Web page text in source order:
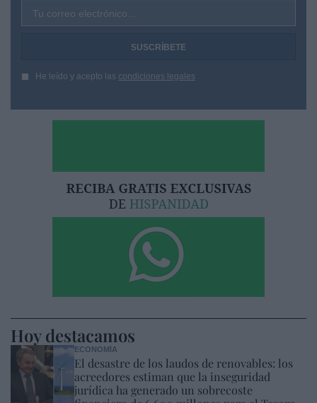
Tu correo electrónico...
He leído y acepto las condiciones legales
Hoy destacamos
ECONOMÍA
El desastre de los laudos de renovables: los
acreedores estiman que la inseguridad
jurídica ha generado un sobrecoste